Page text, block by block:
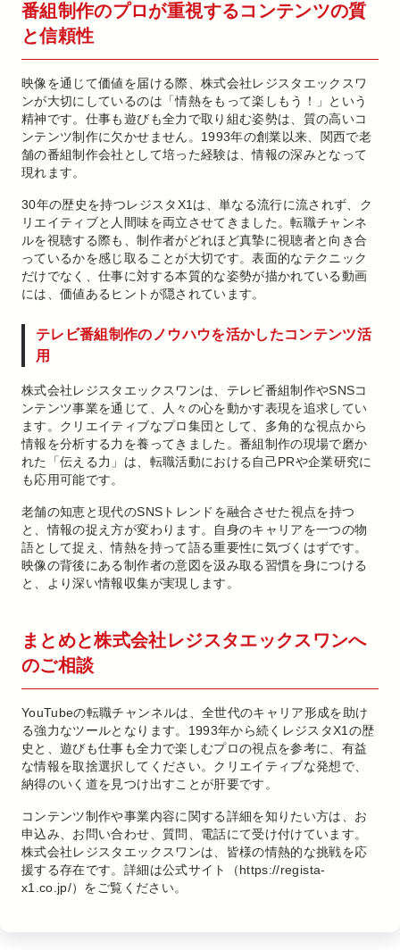
番組制作のプロが重視するコンテンツの質
と信頼性
映像を通じて価値を届ける際、株式会社レジスタエックスワ
ンが大切にしているのは「情熱をもって楽しもう！」という
精神です。仕事も遊びも全力で取り組む姿勢は、質の高いコ
ンテンツ制作に欠かせません。1993年の創業以来、関西で老
舗の番組制作会社として培った経験は、情報の深みとなって
現れます。
30年の歴史を持つレジスタX1は、単なる流行に流されず、ク
リエイティブと人間味を両立させてきました。転職チャンネ
ルを視聴する際も、制作者がどれほど真摯に視聴者と向き合
っているかを感じ取ることが大切です。表面的なテクニック
だけでなく、仕事に対する本質的な姿勢が描かれている動画
には、価値あるヒントが隠されています。
テレビ番組制作のノウハウを活かしたコンテンツ活
用
株式会社レジスタエックスワンは、テレビ番組制作やSNSコ
ンテンツ事業を通じて、人々の心を動かす表現を追求してい
ます。クリエイティブなプロ集団として、多角的な視点から
情報を分析する力を養ってきました。番組制作の現場で磨か
れた「伝える力」は、転職活動における自己PRや企業研究に
も応用可能です。
老舗の知恵と現代のSNSトレンドを融合させた視点を持つ
と、情報の捉え方が変わります。自身のキャリアを一つの物
語として捉え、情熱を持って語る重要性に気づくはずです。
映像の背後にある制作者の意図を汲み取る習慣を身につける
と、より深い情報収集が実現します。
まとめと株式会社レジスタエックスワンへ
のご相談
YouTubeの転職チャンネルは、全世代のキャリア形成を助け
る強力なツールとなります。1993年から続くレジスタX1の歴
史と、遊びも仕事も全力で楽しむプロの視点を参考に、有益
な情報を取捨選択してください。クリエイティブな発想で、
納得のいく道を見つけ出すことが肝要です。
コンテンツ制作や事業内容に関する詳細を知りたい方は、お
申込み、お問い合わせ、質問、電話にて受け付けています。
株式会社レジスタエックスワンは、皆様の情熱的な挑戦を応
援する存在です。詳細は公式サイト（https://regista-
x1.co.jp/）をご覧ください。